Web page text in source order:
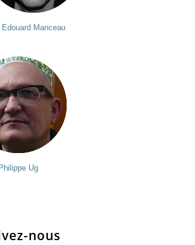
Edouard Manceau
Philippe Ug
nous